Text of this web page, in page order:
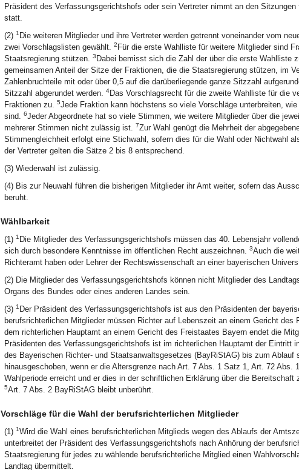
Präsident des Verfassungsgerichtshofs oder sein Vertreter nimmt an den Sitzungen
statt.
(2) 1 Die weiteren Mitglieder und ihre Vertreter werden getrennt voneinander vom
zwei Vorschlagslisten gewählt. 2 Für die erste Wahlliste für weitere Mitglieder sind
Staatsregierung stützen. 3 Dabei bemisst sich die Zahl der über die erste Wahlliste
gemeinsamen Anteil der Sitze der Fraktionen, die die Staatsregierung stützen, im
Zahlenbruchteile mit oder über 0,5 auf die darüberliegende ganze Sitzzahl
Sitzzahl abgerundet werden. 4Das Vorschlagsrecht für die zweite Wahlliste für die
Fraktionen zu. 5Jede Fraktion kann höchstens so viele Vorschläge unterbreiten,
sind. 6Jeder Abgeordnete hat so viele Stimmen, wie weitere Mitglieder über die
mehrerer Stimmen nicht zulässig ist. 7Zur Wahl genügt die Mehrheit der
Stimmengleichheit erfolgt eine Stichwahl, sofern dies für die Wahl oder Nichtwahl
der Vertreter gelten die Sätze 2 bis 8 entsprechend.
(3) Wiederwahl ist zulässig.
(4) Bis zur Neuwahl führen die bisherigen Mitglieder ihr Amt weiter, sofern das
beruht.
Wählbarkeit
(1) 1 Die Mitglieder des Verfassungsgerichtshofs müssen das 40. Lebensjahr
sich durch besondere Kenntnisse im öffentlichen Recht auszeichnen. 3Auch die
Richteramt haben oder Lehrer der Rechtswissenschaft an einer bayerischen
(2) Die Mitglieder des Verfassungsgerichtshofs können nicht Mitglieder des
Organs des Bundes oder eines anderen Landes sein.
(3) 1 Der Präsident des Verfassungsgerichtshofs ist aus den Präsidenten der
berufsrichterlichen Mitglieder müssen Richter auf Lebenszeit an einem Gericht des
dem richterlichen Hauptamt an einem Gericht des Freistaates Bayern endet die
Präsidenten des Verfassungsgerichtshofs ist im richterlichen Hauptamt der Eintritt
des Bayerischen Richter- und Staatsanwaltsgesetzes (BayRiStAG) bis zum Ablauf
hinausgeschoben, wenn er die Altersgrenze nach Art. 7 Abs. 1 Satz 1, Art. 72
Wahlperiode erreicht und er dies in der schriftlichen Erklärung über die
5Art. 7 Abs. 2 BayRiStAG bleibt unberührt.
Vorschläge für die Wahl der berufsrichterlichen Mitglieder
(1) 1Wird die Wahl eines berufsrichterlichen Mitglieds wegen des Ablaufs der
unterbreitet der Präsident des Verfassungsgerichtshofs nach Anhörung der
Staatsregierung für jedes zu wählende berufsrichterliche Mitglied einen
Landtag übermittelt.